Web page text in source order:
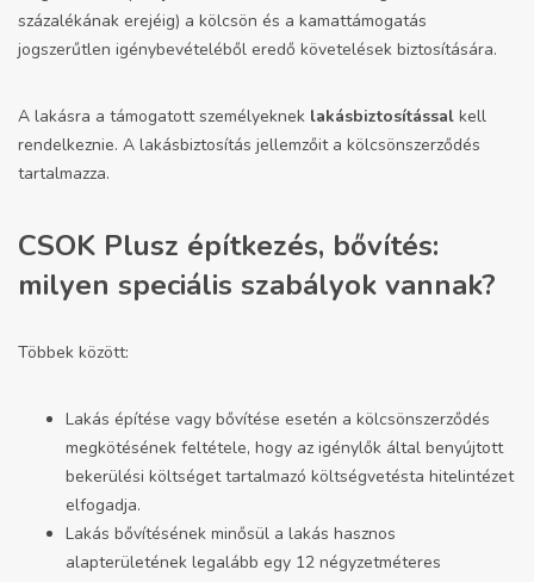
százalékának erejéig) a kölcsön és a kamattámogatás
jogszerűtlen igénybevételéből eredő követelések biztosítására.
A lakásra a támogatott személyeknek lakásbiztosítással kell
rendelkeznie. A lakásbiztosítás jellemzőit a kölcsönszerződés
tartalmazza.
CSOK Plusz építkezés, bővítés:
milyen speciális szabályok vannak?
Többek között:
Lakás építése vagy bővítése esetén a kölcsönszerződés
megkötésének feltétele, hogy az igénylők által benyújtott
bekerülési költséget tartalmazó költségvetésta hitelintézet
elfogadja.
Lakás bővítésének minősül a lakás hasznos
alapterületének legalább egy 12 négyzetméteres